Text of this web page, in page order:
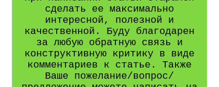
сделать ее максимально
интересной, полезной и
качественной. Буду благодарен
за любую обратную связь и
конструктивную критику в виде
комментариев к статье. Также
Ваше пожелание/вопрос/